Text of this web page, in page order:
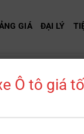
GIÁ ĐẠI LÝ
mua
Ô tô giá